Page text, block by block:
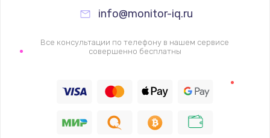
900 руб.
1400 руб.
Заказать
Восстановление цепи питания, пайка
info@monitor-iq.ru
Все консультации по телефону в нашем сервисе
совершенно бесплатны